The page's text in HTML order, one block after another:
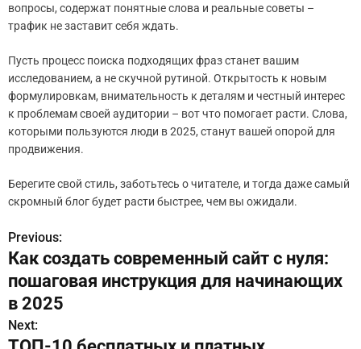
вопросы, содержат понятные слова и реальные советы –
трафик не заставит себя ждать.
Пусть процесс поиска подходящих фраз станет вашим
исследованием, а не скучной рутиной. Открытость к новым
формулировкам, внимательность к деталям и честный интерес
к проблемам своей аудитории – вот что помогает расти. Слова,
которыми пользуются люди в 2025, станут вашей опорой для
продвижения.
Берегите свой стиль, заботьтесь о читателе, и тогда даже самый
скромный блог будет расти быстрее, чем вы ожидали.
Н
а
в
и
Previous:
Как создать современный сайт с нуля:
пошаговая инструкция для начинающих
в 2025
Next: